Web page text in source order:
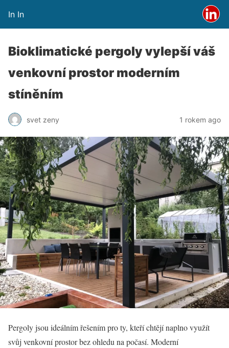
In In
Bioklimatické pergoly vylepší váš
venkovní prostor moderním
stíněním
svet zeny 1 rokem ago
Pergoly jsou ideálním řešením pro ty, kteří chtějí naplno využít
svůj venkovní prostor bez ohledu na počasí. Moderní